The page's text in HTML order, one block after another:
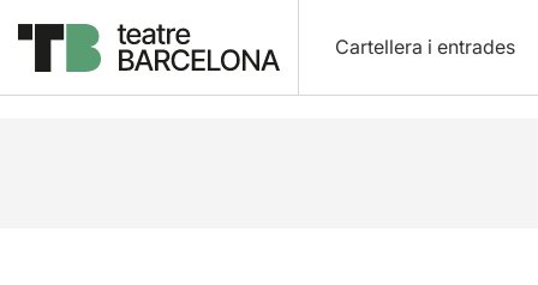
Cartellera i entrades